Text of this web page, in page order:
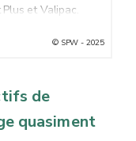
et Valipac.
© SPW - 2025
de
quasiment